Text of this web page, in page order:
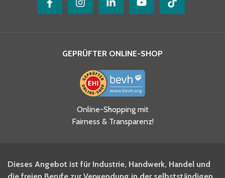
Ja, ich habe die
Datenschutzhinweise gelesen
und akzeptiere diese.
BITO Newsletter Fachwissen
GEPRÜFTER ONLINE-SHOP
Online-Shopping mit
Fairness & Transparenz!
Dieses Angebot ist für Industrie, Handwerk, Handel und